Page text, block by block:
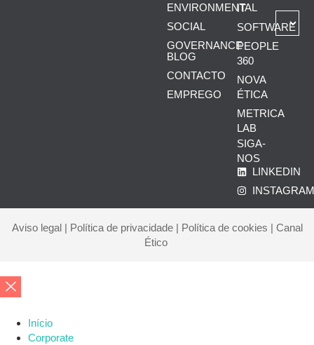
ENVIRONMENTAL
SOCIAL
GOVERNANCE
BLOG
CONTACTO
EMPREGO
IT
SOFTWARE
PEOPLE
360
NOVA
ÉTICA
METRICA
LAB
SIGA-
NOS
LINKEDIN
Aviso legal| Política de privacidade| Política de cookies | Canal
Ético
Início
Corporate